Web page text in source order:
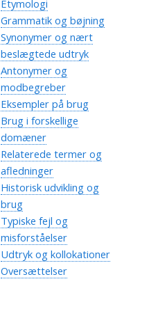
Etymologi
Grammatik og bøjning
Synonymer og nært
beslægtede udtryk
Antonymer og
modbegreber
Eksempler på brug
Brug i forskellige
domæner
Relaterede termer og
afledninger
Historisk udvikling og
brug
Typiske fejl og
misforståelser
Udtryk og kollokationer
Oversættelser